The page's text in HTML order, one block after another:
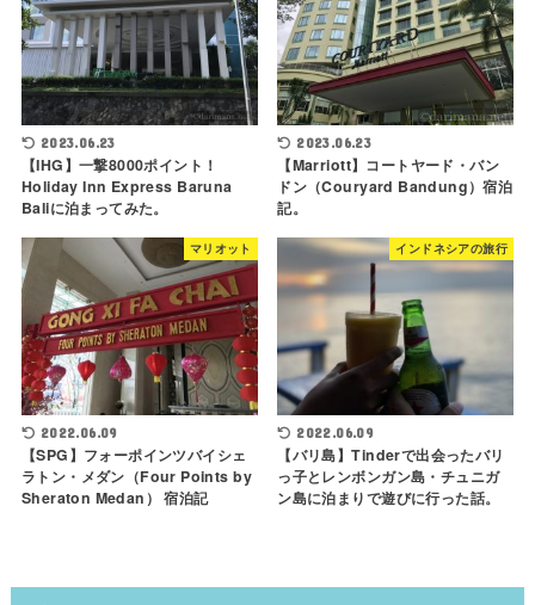
2023.06.23
【IHG】一撃8000ポイント！
Holiday Inn Express Baruna
Baliに泊まってみた。
2023.06.23
【Marriott】コートヤード・バン
ドン（Couryard Bandung）宿泊
記。
マリオット
2022.06.09
【SPG】フォーポインツバイシェ
ラトン・メダン（Four Points by
Sheraton Medan） 宿泊記
インドネシアの旅行
2022.06.09
【バリ島】Tinderで出会ったバリ
っ子とレンボンガン島・チュニガ
ン島に泊まりで遊びに行った話。